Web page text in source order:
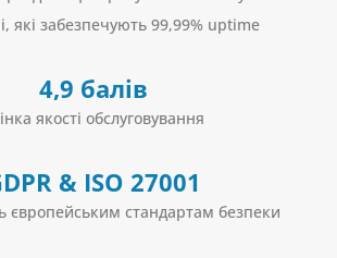
які забезпечують 99,99% uptime
4,9 балів
якості обслуговування
& ISO 27001
європейським стандартам безпеки